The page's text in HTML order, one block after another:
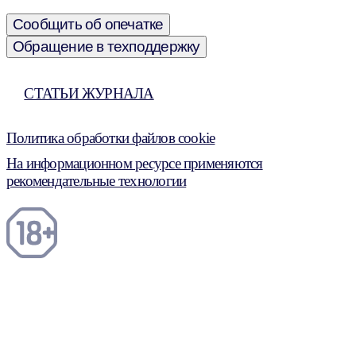
Сообщить об опечатке
Обращение в техподдержку
СТАТЬИ ЖУРНАЛА
Политика обработки файлов cookie
На информационном ресурсе применяются
рекомендательные технологии